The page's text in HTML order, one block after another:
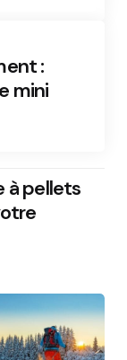
:
mini
à pellets